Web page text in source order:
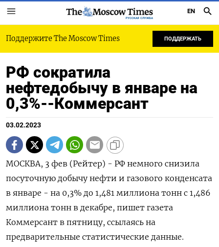
РУССКАЯ СЛУЖБА
EN
Поддержите The Moscow Times ПОДДЕРЖАТЬ
РФ сократила
нефтедобычу в январе на
0,3%--Коммерсант
03.02.2023
МОСКВА, 3 фев (Рейтер) - РФ немного снизила
посуточную добычу нефти и газового конденсата
в январе - на 0,3% до 1,481 миллиона тонн с 1,486
миллиона тонн в декабре, пишет газета
Коммерсант в пятницу, ссылаясь на
предварительные статистические данные.